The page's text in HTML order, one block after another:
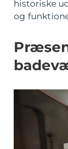
historiske
og